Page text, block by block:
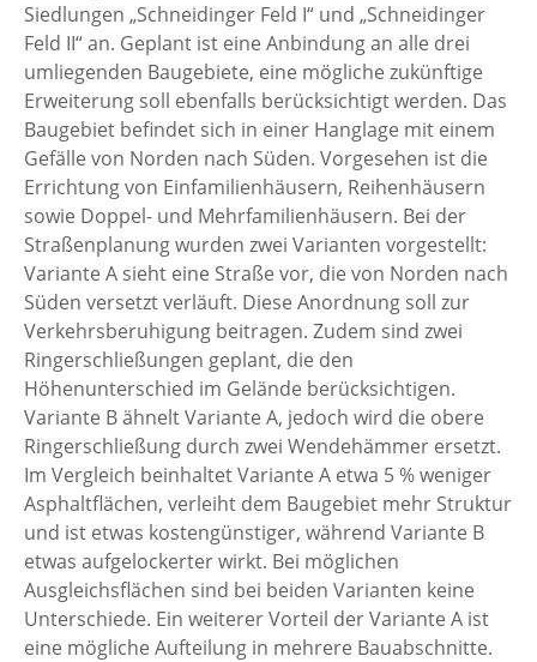
Siedlungen „Schneidinger Feld I“ und „Schneidinger
Feld II“ an. Geplant ist eine Anbindung an alle drei
umliegenden Baugebiete, eine mögliche zukünftige
Erweiterung soll ebenfalls berücksichtigt werden. Das
Baugebiet befindet sich in einer Hanglage mit einem
Gefälle von Norden nach Süden. Vorgesehen ist die
Errichtung von Einfamilienhäusern, Reihenhäusern
sowie Doppel- und Mehrfamilienhäusern. Bei der
Straßenplanung wurden zwei Varianten vorgestellt:
Variante A sieht eine Straße vor, die von Norden nach
Süden versetzt verläuft. Diese Anordnung soll zur
Verkehrsberuhigung beitragen. Zudem sind zwei
Ringerschließungen geplant, die den
Höhenunterschied im Gelände berücksichtigen.
Variante B ähnelt Variante A, jedoch wird die obere
Ringerschließung durch zwei Wendehämmer ersetzt.
Im Vergleich beinhaltet Variante A etwa 5 % weniger
Asphaltflächen, verleiht dem Baugebiet mehr Struktur
und ist etwas kostengünstiger, während Variante B
etwas aufgelockerter wirkt. Bei möglichen
Ausgleichsflächen sind bei beiden Varianten keine
Unterschiede. Ein weiterer Vorteil der Variante A ist
eine mögliche Aufteilung in mehrere Bauabschnitte.